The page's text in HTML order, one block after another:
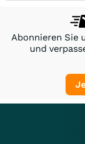
Abonnieren Sie
und